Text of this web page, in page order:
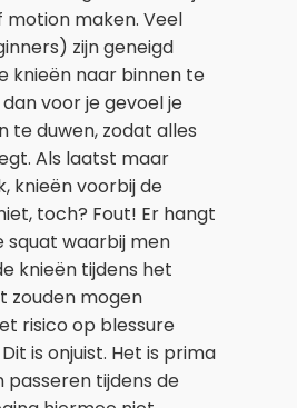
maken. Veel
zijn geneigd
knieën naar binnen te
voor je gevoel je
te duwen, zodat alles
Als laatst maar
knieën voorbij de
toch? Fout! Er hangt
waarbij men
knieën tijdens het
zouden mogen
risico op blessure
is onjuist. Het is prima
passeren tijdens de